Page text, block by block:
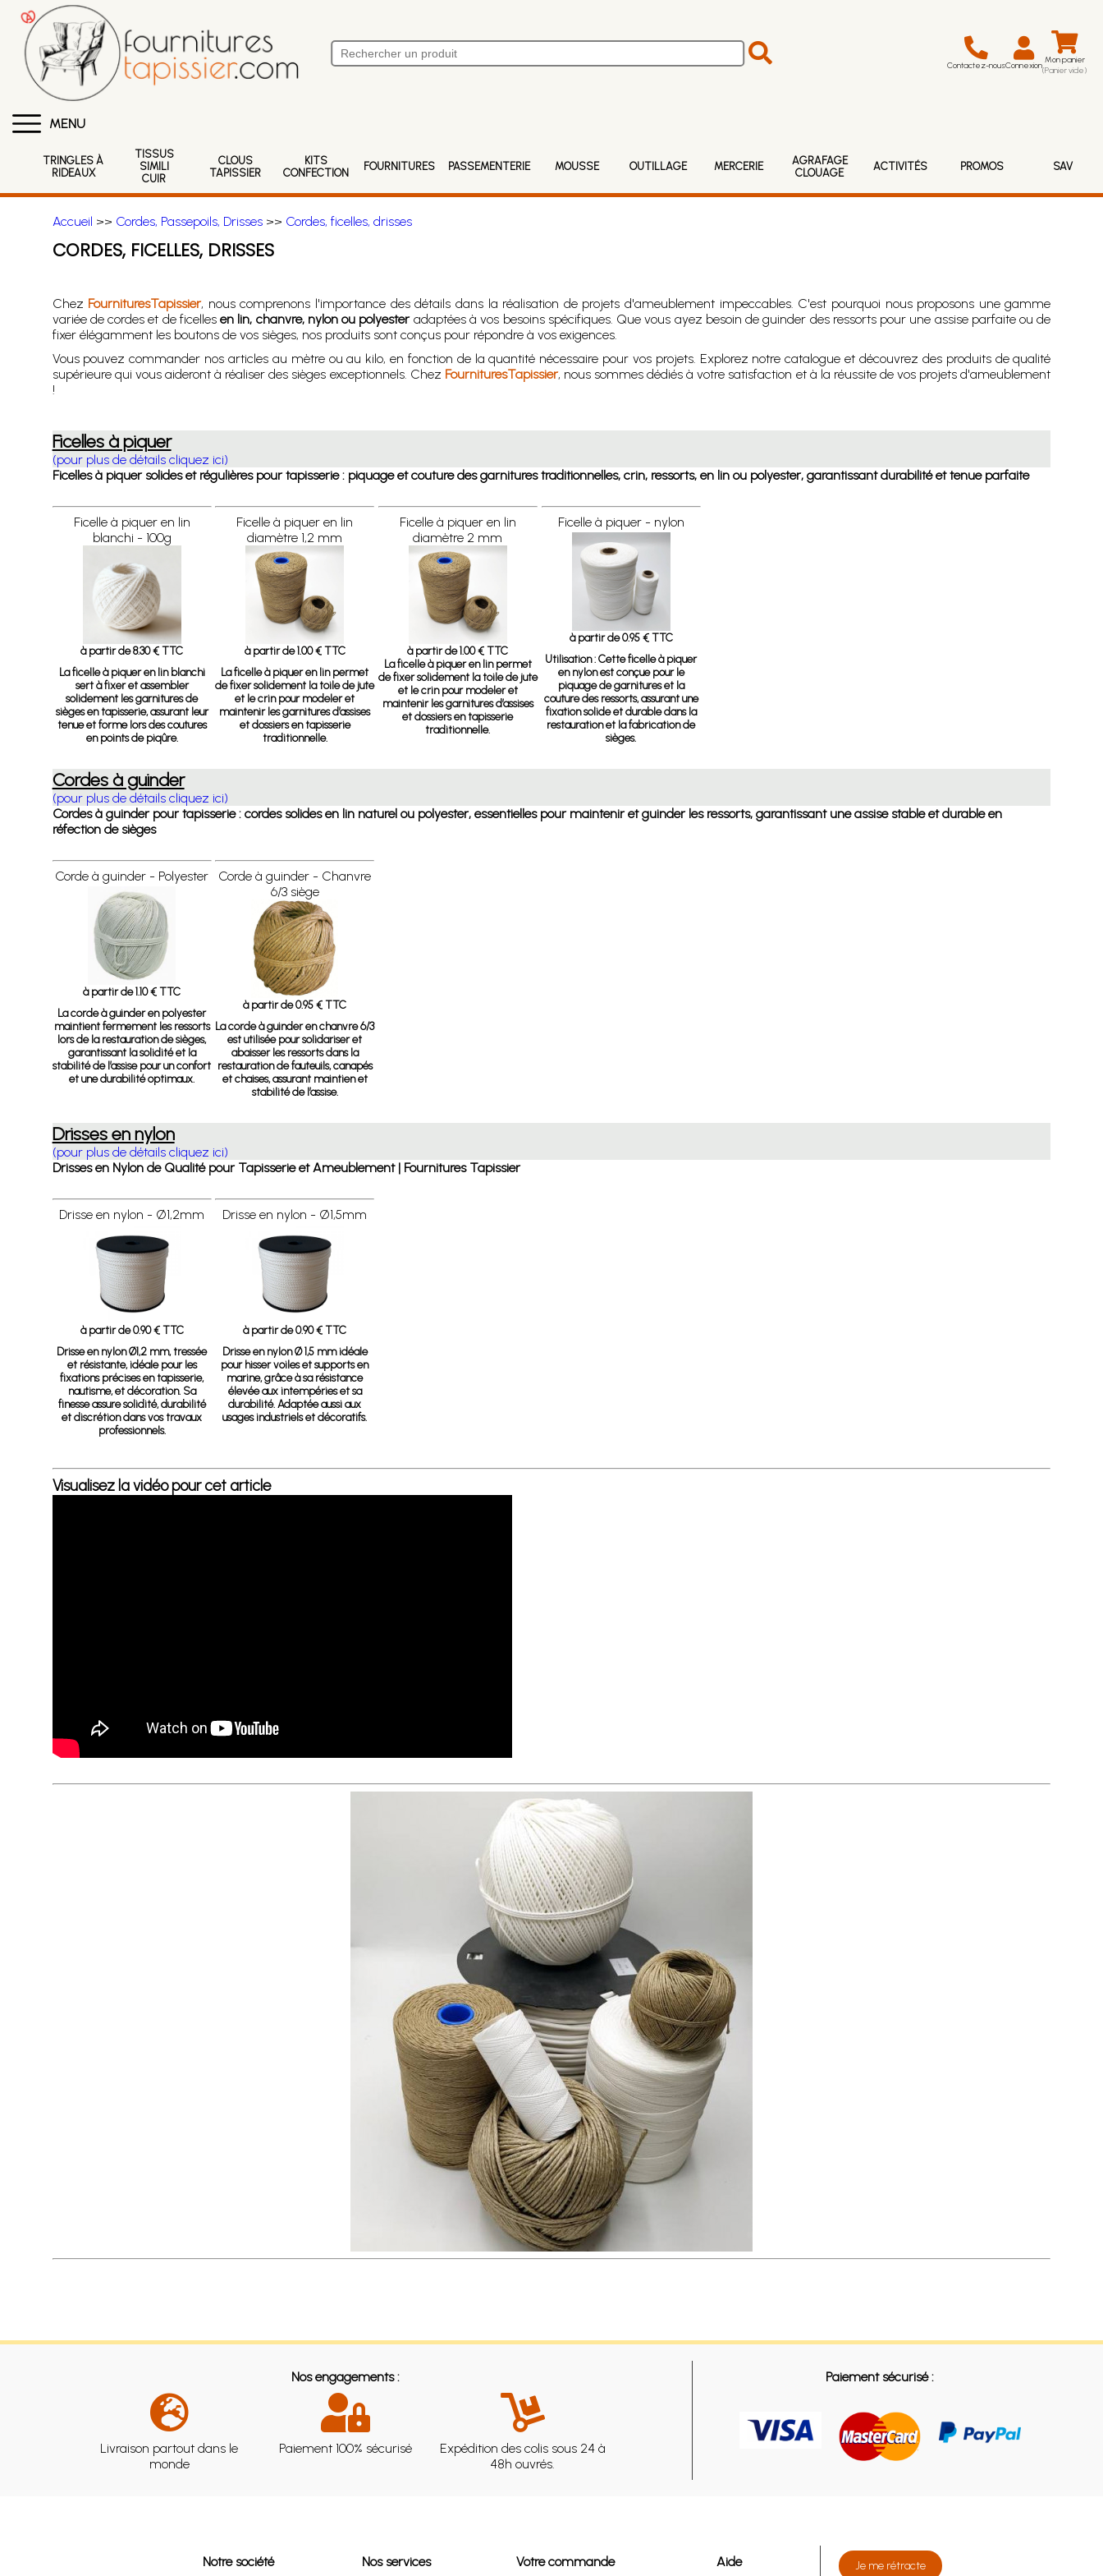
Contactez-nousConnexion Mon panier
(Panier vide)
MENU
TRINGLES À
RIDEAUX
TISSUS
SIMILI
CUIR
CLOUS
TAPISSIER
KITS
CONFECTION
FOURNITURES PASSEMENTERIE MOUSSE OUTILLAGE MERCERIE
AGRAFAGE
CLOUAGE
ACTIVITÉS PROMOS SAV
Accueil >> Cordes, Passepoils, Drisses>> Cordes, ficelles, drisses
CORDES, FICELLES, DRISSES
Chez FournituresTapissier, nous comprenons l'importance des détails dans la réalisation de projets d'ameublement impeccables. C'est pourquoi nous proposons une gamme
variée de cordes et de ficellesen lin, chanvre, nylon ou polyesteradaptées à vos besoins spécifiques. Que vous ayez besoin de guinder des ressorts pour une assise parfaite ou de
fixer élégamment les boutons de vos sièges, nos produits sont conçus pour répondre à vos exigences.
Vous pouvez commander nos articles au mètre ou au kilo, en fonction de la quantité nécessaire pour vos projets. Explorez notre catalogue et découvrez des produits de qualité
supérieure qui vous aideront à réaliser des sièges exceptionnels. Chez FournituresTapissier, nous sommes dédiés à votre satisfaction et à la réussite de vos projets d'ameublement
!
Ficelles à piquer
(pour plus de détails cliquez ici)
Ficelles à piquer solides et régulières pour tapisserie : piquage et couture des garnitures traditionnelles, crin, ressorts, en lin ou polyester, garantissant durabilité et tenue parfaite
Ficelle à piquer en lin
blanchi - 100g
à partir de 8.30 € TTC
La ficelle à piquer en lin blanchi
sert à fixer et assembler
solidement les garnitures de
sièges en tapisserie, assurant leur
tenue et forme lors des coutures
en points de piqûre.
Ficelle à piquer en lin
diamètre 1,2 mm
à partir de 1.00 € TTC
La ficelle à piquer en lin permet
de fixer solidement la toile de jute
et le crin pour modeler et
maintenir les garnitures d’assises
et dossiers en tapisserie
traditionnelle.
Ficelle à piquer en lin
diamètre 2 mm
à partir de 1.00 € TTC
La ficelle à piquer en lin permet
de fixer solidement la toile de jute
et le crin pour modeler et
maintenir les garnitures d’assises
et dossiers en tapisserie
traditionnelle.
Ficelle à piquer - nylon
à partir de 0.95 € TTC
Utilisation :Cette ficelle à piquer
en nylon est conçue pour le
piquage de garnitures et la
couture des ressorts, assurant une
fixation solide et durable dans la
restauration et la fabrication de
sièges.
Cordes à guinder
(pour plus de détails cliquez ici)
Cordes à guinder pour tapisserie : cordes solides en lin naturel ou polyester, essentielles pour maintenir et guinder les ressorts, garantissant une assise stable et durable en
réfection de sièges
Corde à guinder - Polyester
à partir de 1.10 € TTC
La corde à guinder en polyester
maintient fermement les ressorts
lors de la restauration de sièges,
garantissant la solidité et la
stabilité de l’assise pour un confort
et une durabilité optimaux.
Corde à guinder - Chanvre
6/3 siège
à partir de 0.95 € TTC
La corde à guinder en chanvre 6/3
est utilisée pour solidariser et
abaisser les ressorts dans la
restauration de fauteuils, canapés
et chaises, assurant maintien et
stabilité de l’assise.
Drisses en nylon
(pour plus de détails cliquez ici)
Drisses en Nylon de Qualité pour Tapisserie et Ameublement | Fournitures Tapissier
Drisse en nylon - Ø1,2mm
à partir de 0.90 € TTC
Drisse en nylon Ø1,2 mm, tressée
et résistante, idéale pour les
fixations précises en tapisserie,
nautisme, et décoration. Sa
finesse assure solidité, durabilité
et discrétion dans vos travaux
professionnels.
Drisse en nylon - Ø1,5mm
à partir de 0.90 € TTC
Drisse en nylon Ø 1,5 mmidéale
pour hisser voiles et supports en
marine, grâce à sa résistance
élevée aux intempéries et sa
durabilité. Adaptée aussi aux
usages industriels et décoratifs.
Visualisez la vidéo pour cet article
Nos engagements :
Livraison partout dans le
monde
Paiement 100% sécurisé
Expédition des colis sous 24 à
48h ouvrés.
Paiement sécurisé :
Notre société Nos services Votre commande Aide Je me rétracte